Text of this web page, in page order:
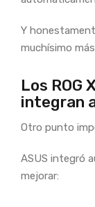
Y
muchísimo
Los ROG
integran
Otro punto
ASUS integró
mejorar: